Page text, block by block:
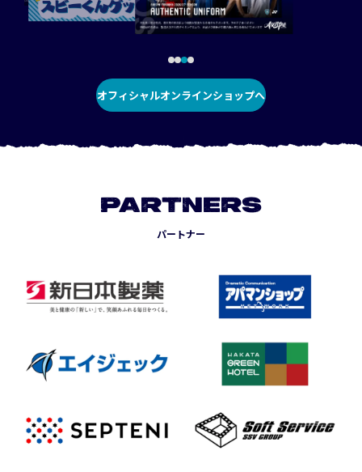
オフィシャルオンラインショップへ
PARTNERS
パートナー